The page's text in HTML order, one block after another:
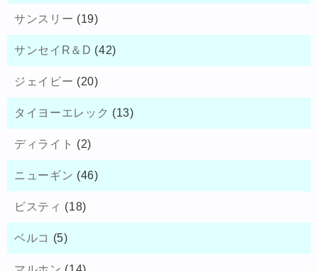
サンスリー (19)
サンセイR＆D (42)
ジェイビー (20)
タイヨーエレック (13)
ディライト (2)
ニューギン (46)
ビスティ (18)
ベルコ (5)